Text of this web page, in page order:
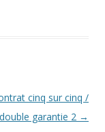
cinq sur cinq /
garantie 2 →